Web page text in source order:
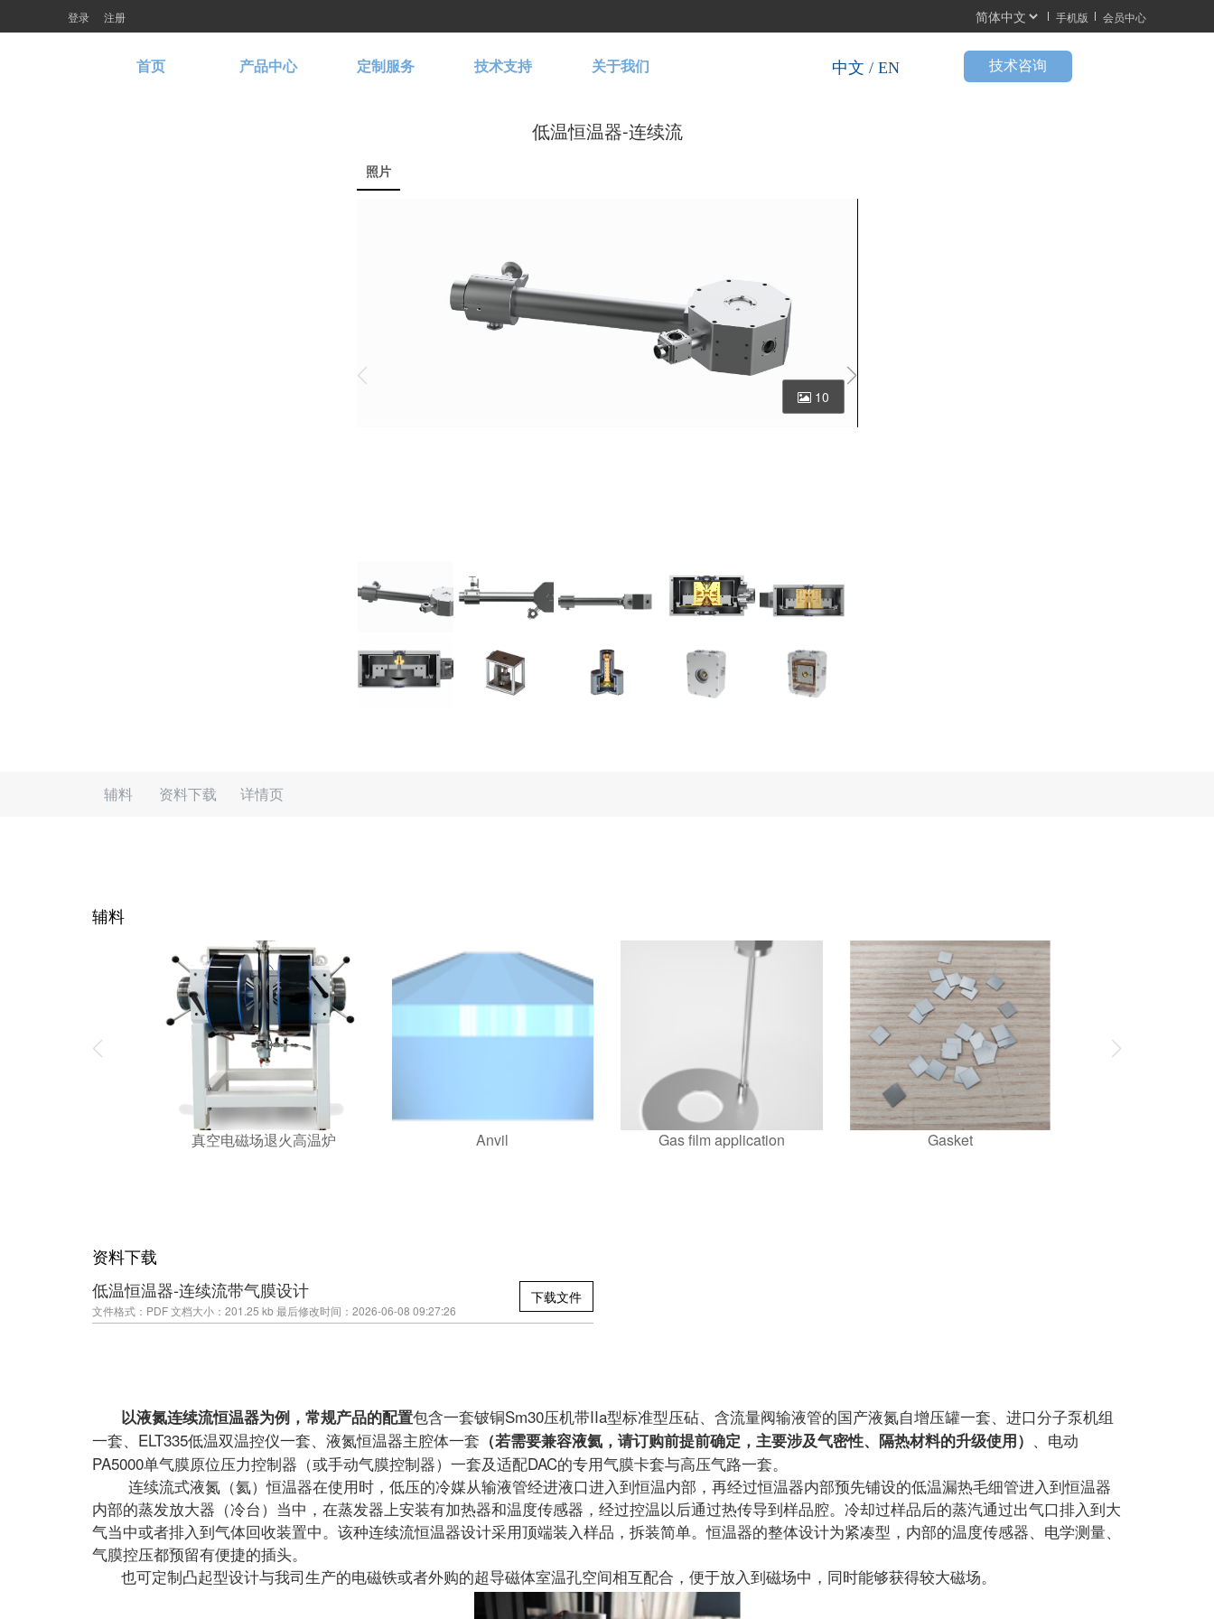
登录 注册 手机版 会员中心
首页 产品中心 定制服务 技术支持 关于我们 中文 / EN
按
钮
技术咨询
低温恒温器-连续流
照片
10
辅料 资料下载 详情页
辅料
真空电磁场退火高温炉 Anvil Gas film application Gasket
资料下载
低温恒温器-连续流带气膜设计
文件格式：PDF文档大小：201.25 kb最后修改时间：2026-06-08 09:27:26
下载文件
以液氮连续流恒温器为例，常规产品的配置包含一套铍铜Sm30压机带IIa型标准型压砧、含流量阀输液管的国产液氮自增压罐一套、进口分子泵机组
一套、ELT335低温双温控仪一套、液氮恒温器主腔体一套 （若需要兼容液氦，请订购前提前确定，主要涉及气密性、隔热材料的升级使用） 、电动
PA5000单气膜原位压力控制器（或手动气膜控制器）一套及适配DAC的专用气膜卡套与高压气路一套。
连续流式液氮（氦）恒温器在使用时，低压的冷媒从输液管经进液口进入到恒温内部，再经过恒温器内部预先铺设的低温漏热毛细管进入到恒温器
内部的蒸发放大器（冷台）当中，在蒸发器上安装有加热器和温度传感器，经过控温以后通过热传导到样品腔。冷却过样品后的蒸汽通过出气口排入到大
气当中或者排入到气体回收装置中。该种连续流恒温器设计采用顶端装入样品，拆装简单。恒温器的整体设计为紧凑型，内部的温度传感器、电学测量、
气膜控压都预留有便捷的插头。
也可定制凸起型设计与我司生产的电磁铁或者外购的超导磁体室温孔空间相互配合，便于放入到磁场中，同时能够获得较大磁场。